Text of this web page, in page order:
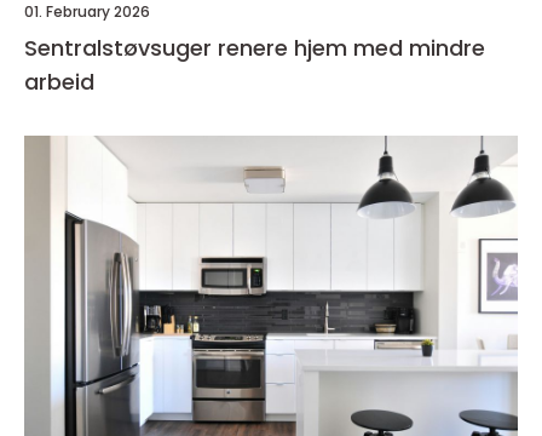
01. February 2026
Sentralstøvsuger renere hjem med mindre
arbeid